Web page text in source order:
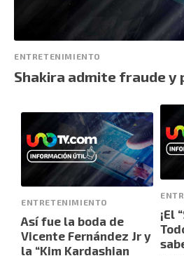
ENTRETENIMIENTO
Shakira admite fraude y
ENTRETENIMIENTO
Así fue la boda de
Vicente Fernández Jr y
la “Kim Kardashian
¡El